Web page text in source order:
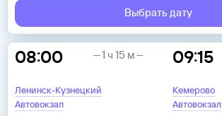
Выбрать дату
08:00
Ленинск-Кузнецкий
Автовокзал
09:15
Кемерово
Автовокзал
1 ч 15 м